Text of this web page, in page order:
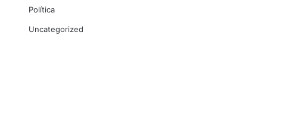
Política
Uncategorized